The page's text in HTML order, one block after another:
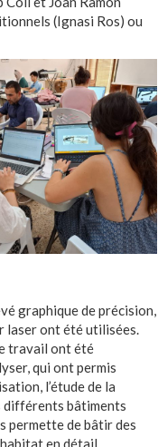
(Ignasi Ros) ou
graphique de précision,
laser ont été utilisées.
travail ont été
qui ont permis
l’étude de la
différents bâtiments
permette de bâtir des
en détail,